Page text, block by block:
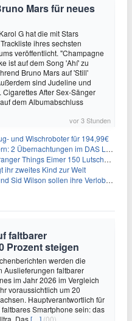
Mars für neues
G hat die mit Stars
ihres sechsten
veröffentlicht. "Champagne
ist auf dem Song 'Ahí' zu
Bruno Mars auf 'Still'
sind Judeline und
After Sex-Sänger
dem Albumabschluss
vor 3 Stunden
und Wischroboter für 194,99€
im DAS LUDWIG Sports Resort inkl. HP + Wellness ab 174€ p.P.
Things Eimer 150 Lutscher für 21,95€
ihr zweites Kind zur Welt
Wilson sollen ihre Verlobung gelöst haben
faltbarer
Prozent steigen
werden die
Auslieferungen faltbarer
im Jahr 2026 im Vergleich
voraussichtlich um 20
Hauptverantwortlich für
Smartphone sein: das
Das[…] (00)